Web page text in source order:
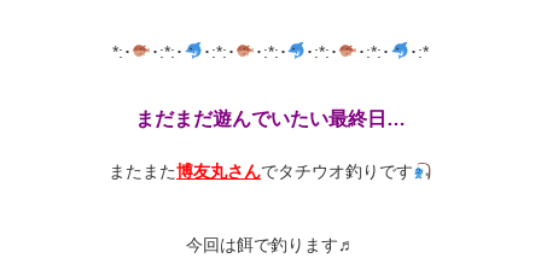
*:･ ･:*:･ ･:*:･ ･:*:･ ･:*:･ ･:*:･ ･:*
まだまだ遊んでいたい最終日…
またまた博友丸さんでタチウオ釣りです
今回は餌で釣ります♬